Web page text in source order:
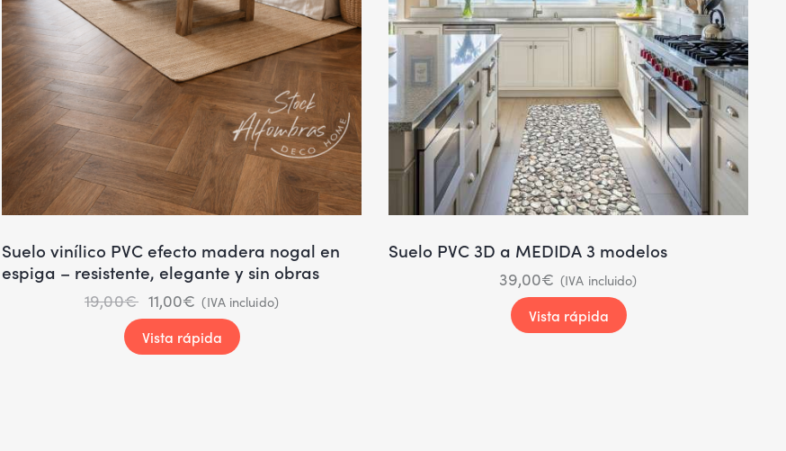
Suelo vinílico PVC efecto madera nogal en
espiga – resistente, elegante y sin obras
19,00€ 11,00€ (IVA incluido)
Vista rápida
Suelo PVC 3D a MEDIDA 3 modelos
39,00€ (IVA incluido)
Vista rápida